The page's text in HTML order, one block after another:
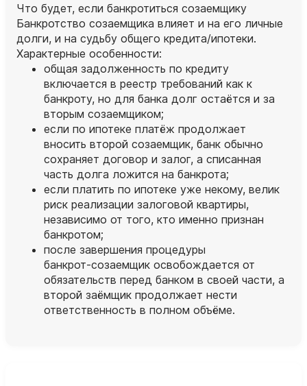
Что будет, если банкротиться созаемщику
Банкротство созаемщика влияет и на его личные
долги, и на судьбу общего кредита/ипотеки.
Характерные особенности:
общая задолженность по кредиту
включается в реестр требований как к
банкроту, но для банка долг остаётся и за
вторым созаемщиком;
если по ипотеке платёж продолжает
вносить второй созаемщик, банк обычно
сохраняет договор и залог, а списанная
часть долга ложится на банкрота;
если платить по ипотеке уже некому, велик
риск реализации залоговой квартиры,
независимо от того, кто именно признан
банкротом;
после завершения процедуры
банкрот‑созаемщик освобождается от
обязательств перед банком в своей части, а
второй заёмщик продолжает нести
ответственность в полном объёме.